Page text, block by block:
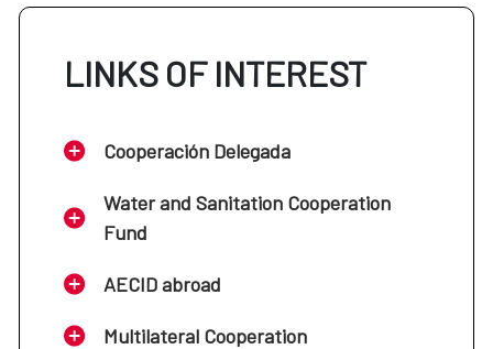
LINKS OF INTEREST
Cooperación Delegada
Water and Sanitation Cooperation
Fund
AECID abroad
Multilateral Cooperation